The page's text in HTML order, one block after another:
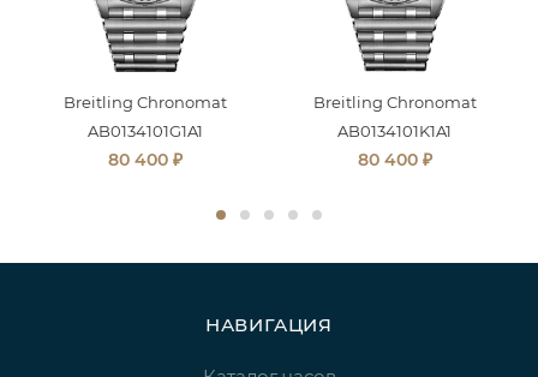
Breitling Chronomat
AB0134101G1A1
80 400 ₽
Breitling Chronomat
AB0134101K1A1
80 400 ₽
НАВИГАЦИЯ